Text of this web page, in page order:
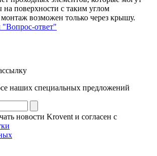
на поверхности с таким углом
возможен только через крышу.
"Вопрос-ответ"
наших специальных предложений
новости Krovent и согласен с